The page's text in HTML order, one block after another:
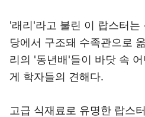
'래리'라고 불린 이 랍스터는
당에서 구조돼 수족관으로
리의 '동년배'들이 바닷 속
게 학자들의 견해다.
고급 식재료로 유명한 랍스